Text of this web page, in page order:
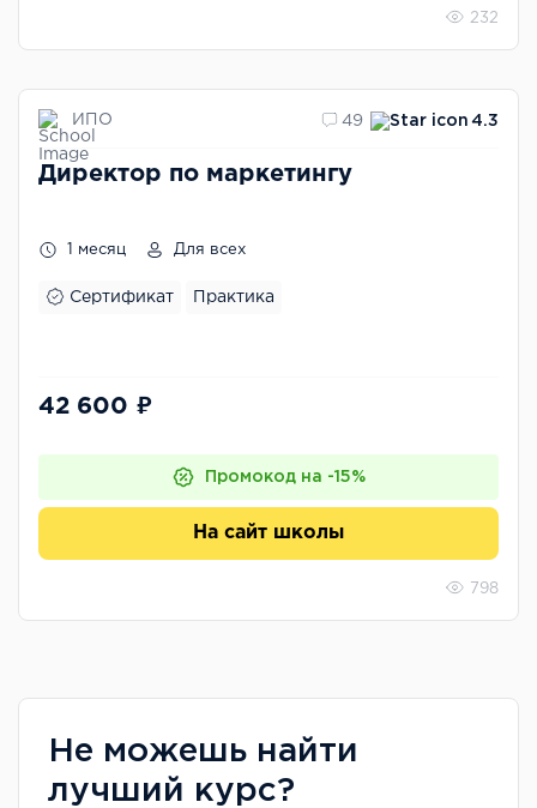
232
ИПО 49 4.3
Директор по маркетингу
1 месяц Для всех
Сертификат Практика
42 600 ₽
Промокод на -15%
На сайт школы
798
Не можешь найти
лучший курс?